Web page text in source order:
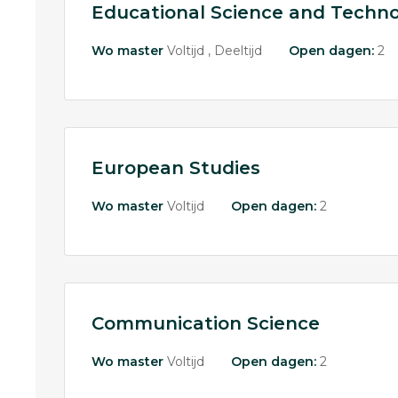
Educational Science and
Wo master Voltijd Deeltijd Open dagen: 2
European Studies
Wo master Voltijd Open dagen: 2
Communication Science
Wo master Voltijd Open dagen: 2